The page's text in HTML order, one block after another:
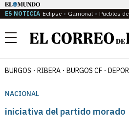
ES NOTICIA Eclipse Gamonal Pueblos
Menú
BURGOS RIBERA BURGOS CF
NACIONAL
iniciativa del partido morado